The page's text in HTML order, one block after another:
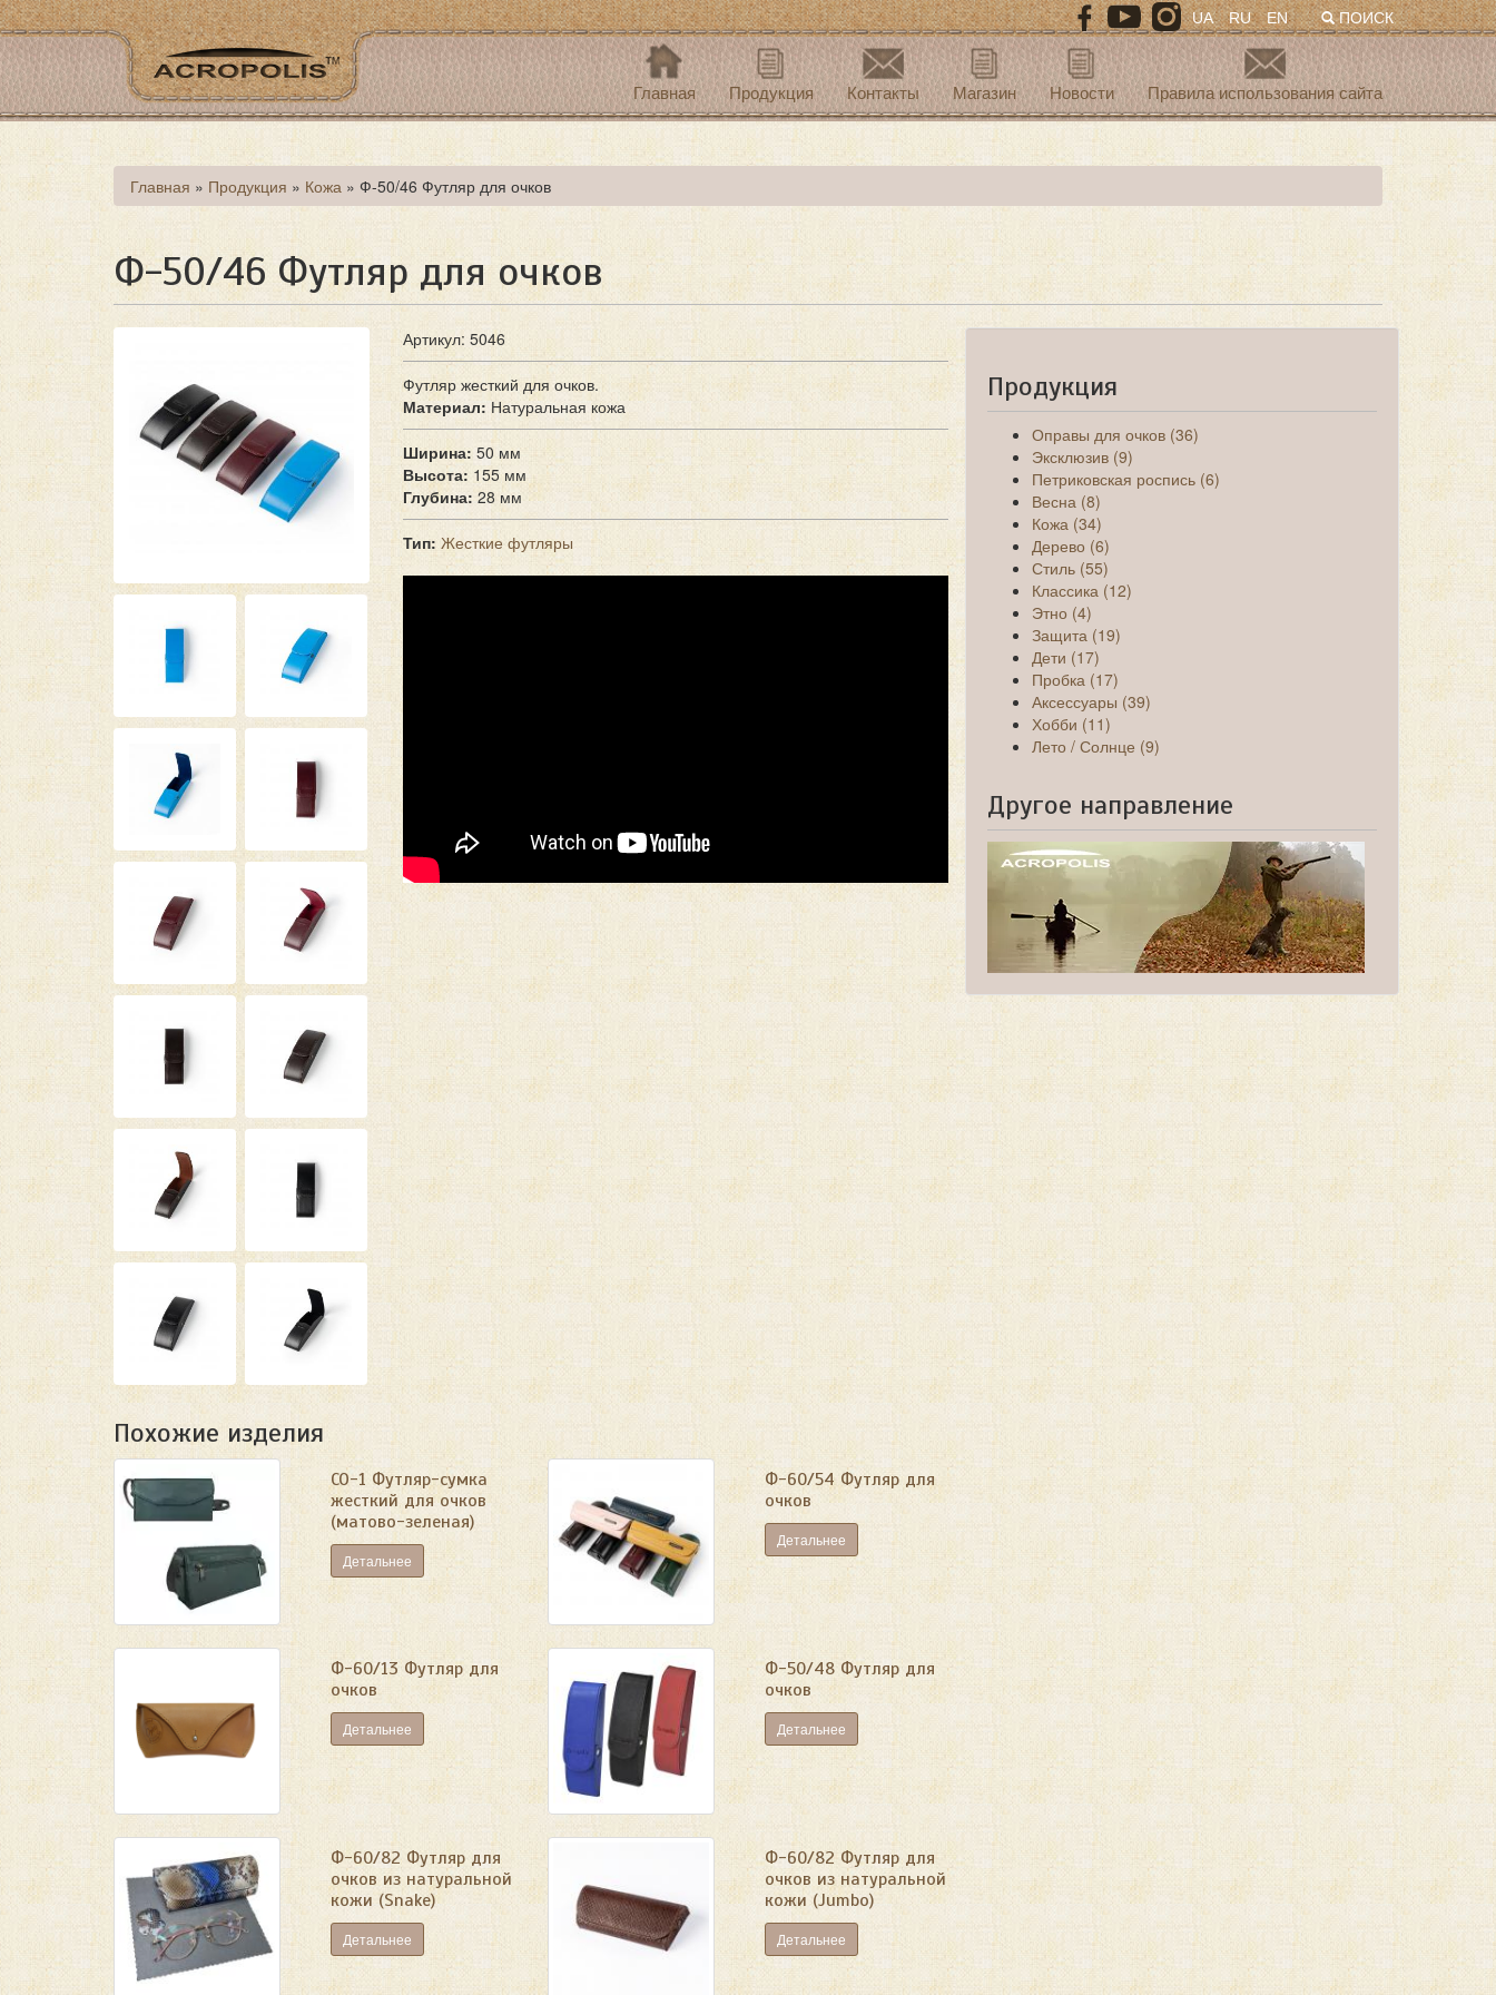
Перейти
к
основному
содержанию
ПОИСК
UA RU EN
Главная Продукция Контакты Магазин Новости Правила использования сайта
Вы
здесь
Главная » Продукция » Кожа » Ф-50/46 Футляр для очков
Ф-50/46 Футляр для очков
Артикул: 5046
Футляр жесткий для очков.
Материал:Натуральная кожа
Ширина: 50 мм
Высота: 155 мм
Глубина: 28 мм
Тип: Жесткие футляры
Похожие изделия
СО-1 Футляр-сумка
жесткий для очков
(матово-зеленая)
Детальнее
Ф-60/54 Футляр для
очков
Детальнее
Ф-60/13 Футляр для
очков
Детальнее
Ф-50/48 Футляр для
очков
Детальнее
Ф-60/82 Футляр для
очков из натуральной
кожи (Snake)
Детальнее
Ф-60/82 Футляр для
очков из натуральной
кожи (Jumbo)
Детальнее
Продукция
Оправы для очков (36)
Эксклюзив (9)
Петриковская роспись (6)
Весна (8)
Кожа (34)
Дерево (6)
Стиль (55)
Классика (12)
Этно (4)
Защита (19)
Дети (17)
Пробка (17)
Аксессуары (39)
Хобби (11)
Лето / Солнце (9)
Другое направление